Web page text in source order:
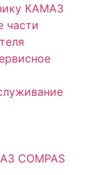
КАМАЗ
части
COMPAS